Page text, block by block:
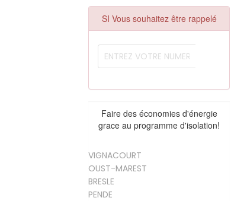
SI Vous souhaitez être rappelé
Faire des économies d'énergie
grace au programme d'isolation!
VIGNACOURT
OUST-MAREST
BRESLE
PENDE